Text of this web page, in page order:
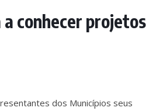
conhecer projetos
dos Municípios seus